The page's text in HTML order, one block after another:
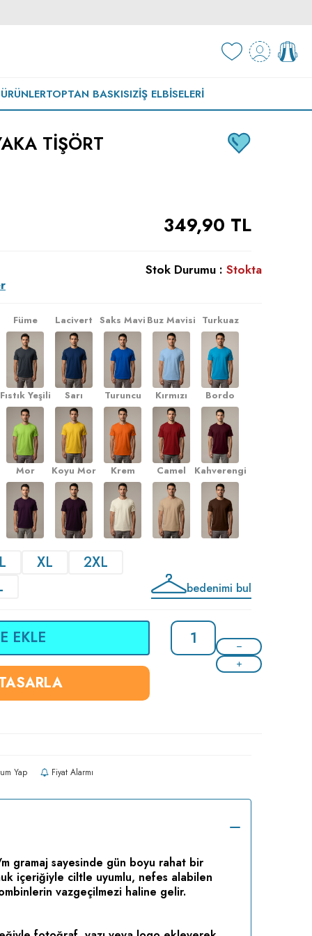
TOPTAN BASKISIZİŞ ELBISELERI
TIŞÖRT
349,90 TL
Stok Durumu : Stokta
Füme Lacivert Saks Mavi Buz Mavisi Turkuaz
Fıstık Yeşili Sarı Turuncu Kırmızı Bordo
Mor Koyu Mor Krem Camel Kahverengi
L XL
2XL
bedenimi bul
EKLE
Yap Fiyat Alarmı
gramaj sayesinde gün boyu rahat bir
içeriğiyle ciltle uyumlu, nefes alabilen
vazgeçilmezi haline gelir.